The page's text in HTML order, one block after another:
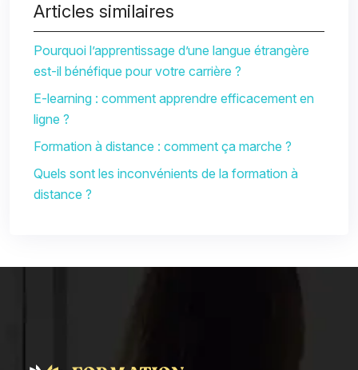
Articles similaires
Pourquoi l’apprentissage d’une langue étrangère
est-il bénéfique pour votre carrière ?
E-learning : comment apprendre efficacement en
ligne ?
Formation à distance : comment ça marche ?
Quels sont les inconvénients de la formation à
distance ?